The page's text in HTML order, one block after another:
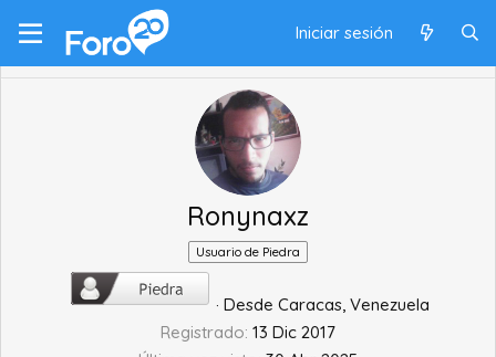
Iniciar sesión
Ronynaxz
Usuario de Piedra
· Desde Caracas, Venezuela
Registrado 13 Dic 2017